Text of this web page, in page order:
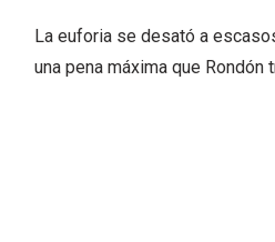
La euforia se desató a
una pena máxima que